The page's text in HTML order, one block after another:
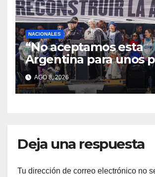
NACIONALES
“No aceptamos esta
Argentina para unos
AGO 8, 2026
Deja una respuesta
Tu dirección de correo electrónico no